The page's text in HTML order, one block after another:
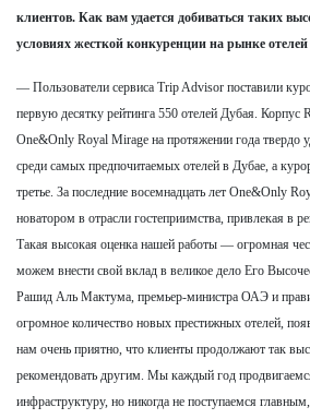
клиентов. Как вам удается добиваться таких
условиях жесткой конкуренции на рынке
— Пользователи сервиса Trip Advisor поставили
первую десятку рейтинга 550 отелей Дубая. Корпус
One&Only Royal Mirage на протяжении года твердо
среди самых предпочитаемых отелей в Дубае, а
третье. За последние восемнадцать лет One&Only
новатором в отрасли гостеприимства, привлекая в
Такая высокая оценка нашей работы — огромная
можем внести свой вклад в великое дело Его
Рашид Аль Мактума, премьер-министра ОАЭ и
огромное количество новых престижных отелей,
нам очень приятно, что клиенты продолжают так
рекомендовать другим. Мы каждый год
инфраструктуру, но никогда не поступаемся